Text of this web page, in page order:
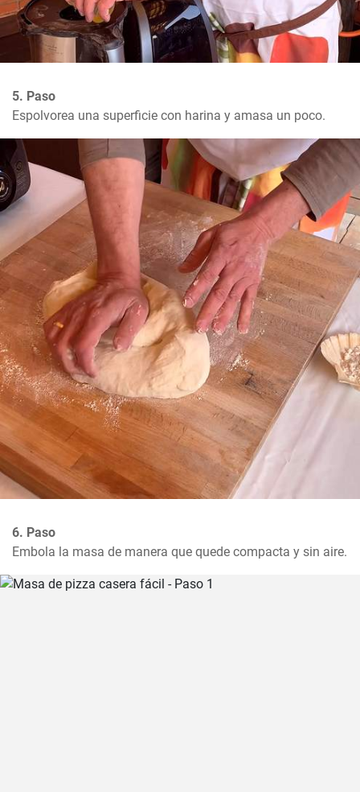
5. Paso
Espolvorea una superficie con harina y amasa un poco.
6. Paso
Embola la masa de manera que quede compacta y sin aire.